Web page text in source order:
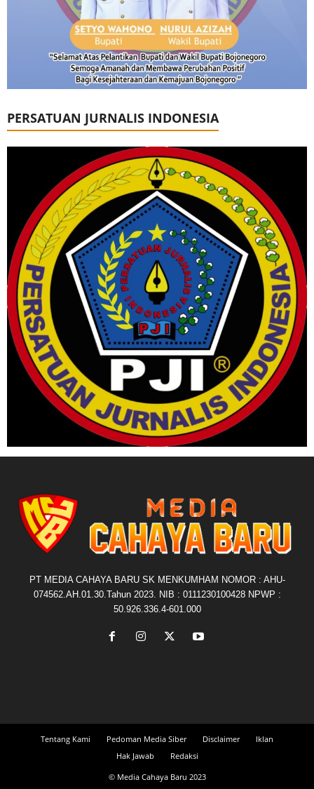
PERSATUAN JURNALIS INDONESIA
PT MEDIA CAHAYA BARU SK MENKUMHAM NOMOR : AHU-
074562.AH.01.30.Tahun 2023. NIB : 0111230100428 NPWP :
50.926.336.4-601.000
Tentang Kami Pedoman Media Siber Disclaimer
Iklan
Hak Jawab
Redaksi
© Media Cahaya Baru 2023